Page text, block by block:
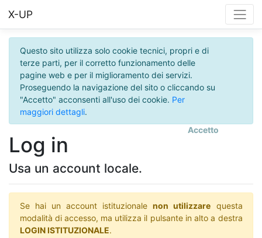
X-UP
Questo sito utilizza solo cookie tecnici, propri e di
terze parti, per il corretto funzionamento delle
pagine web e per il miglioramento dei servizi.
Proseguendo la navigazione del sito o cliccando su
"Accetto" acconsenti all'uso dei cookie. Per
maggiori dettagli.
Accetto
Log in
Usa un account locale.
Se hai un account istituzionalenon utilizzare questa
modalità di accesso, ma utilizza il pulsante in alto a destra
LOGIN ISTITUZIONALE.